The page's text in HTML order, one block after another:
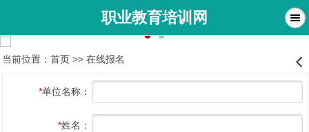
职业教育培训网
当前位置： 首页>> 在线报名 󰊒
*单位名称：
*姓名：